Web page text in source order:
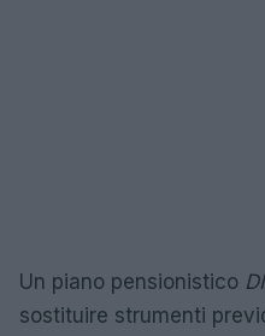
Un piano pensionistico
sostituire strumenti